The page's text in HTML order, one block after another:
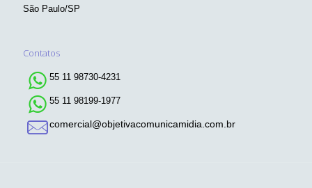
São Paulo/SP
Contatos
55 11 98730-4231
55 11 98199-1977
comercial@objetivacomunicamidia.com.br